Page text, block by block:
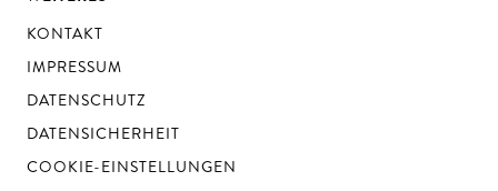
KONTAKT
IMPRESSUM
DATENSCHUTZ
DATENSICHERHEIT
COOKIE-EINSTELLUNGEN